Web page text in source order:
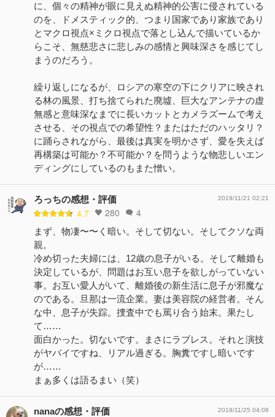
に、個々の精神が眼に見えぬ精神的公害に侵されている
のを、ドメスティック的、つまり国家であり家族であり
とマクロ視点×ミクロ視点で落とし込んで描いているか
らこそ、無慈悲さに悲しみの感情と興味深さを感じてし
まうのだろう。
繰り返しになるが、ロシアの寒空の下にクリアに映され
る林の風景、打ち捨てられた廃墟、巨大なアンテナの虚
無感と意味深なまでに長いカットとカメラズームで考え
させる、その視点での希望性？またはただのハッタリ？
に踊らされながら、最後は真実を明かさず、愛を失えば
再構築は可能か？不可能か？を問うような物悲しいエン
ディングにしているのもまた憎い。
ろっちの感想・評価
4.7 280 4
2019/11/21 02:21
まず、物凄〜〜く暗い。そして切ない。そしてクソな両
親。
冷め切った夫婦には、12歳の息子がいる。そして離婚も
決定しているが、問題はお互い息子を欲しがっていない
事。お互い愛人がいて、離婚後の新生活に息子が邪魔な
のである。旦那は一流企業。妻は美容院の経営者。そん
な中、息子が失踪。捜査中でも罵り合う始末。果たし
て……
面白かった。切ないです。まさにラブレス。それと演技
がヤバイですね、リアル過ぎる。胸糞ですし暗いです
が……
まぁ多くは語るまい（笑）
nanaの感想・評価 2019/11/25 04:08